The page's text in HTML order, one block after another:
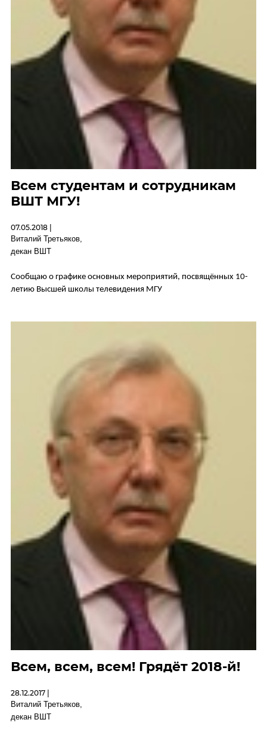
Всем студентам и сотрудникам
ВШТ МГУ!
07.05.2018 |
Виталий Третьяков,
декан ВШТ
Сообщаю о графике основных мероприятий, посвящённых 10-
летию Высшей школы телевидения МГУ
Всем, всем, всем! Грядёт 2018-й!
28.12.2017 |
Виталий Третьяков,
декан ВШТ